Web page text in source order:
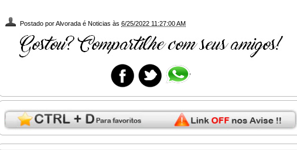
Postado porAlvorada é Noticias às 6/25/2022 11:27:00 AM